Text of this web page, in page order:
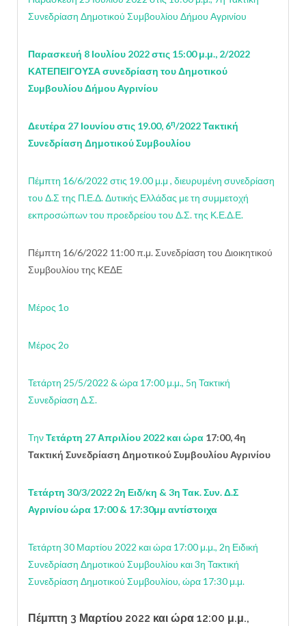
Συνεδρίαση Δημοτικού Συμβουλίου Δήμου Αγρινίου
Παρασκευή 8 Ιουλίου 2022 στις 15:00 μ.μ., 2/2022
ΚΑΤΕΠΕΙΓΟΥΣΑ συνεδρίαση του Δημοτικού
Συμβουλίου Δήμου Αγρινίου
Δευτέρα 27 Ιουνίου στις 19.00, 6η/2022 Τακτική
Συνεδρίαση Δημοτικού Συμβουλίου
Πέμπτη 16/6/2022 στις 19.00 μ.μ , διευρυμένη συνεδρίαση
του Δ.Σ της Π.Ε.Δ. Δυτικής Ελλάδας με τη συμμετοχή
εκπροσώπων του προεδρείου του Δ.Σ. της Κ.Ε.Δ.Ε.
Πέμπτη 16/6/2022 11:00 π.μ. Συνεδρίαση του Διοικητικού
Συμβουλίου της ΚΕΔΕ
Μέρος 1ο
Μέρος 2ο
Τετάρτη 25/5/2022 & ώρα 17:00 μ.μ., 5η Τακτική
Συνεδρίαση Δ.Σ.
ΤηνΤετάρτη 27 Απριλίου 2022 και ώρα 17:00, 4η
Τακτική Συνεδρίαση Δημοτικού Συμβουλίου Αγρινίου
Τετάρτη 30/3/2022 2η Ειδ/κη & 3η Τακ. Συν. Δ.Σ
Αγρινίου ώρα 17:00& 17:30μμ αντίστοιχα
Τετάρτη 30 Μαρτίου 2022 και ώρα 17:00 μ.μ., 2η Ειδική
Συνεδρίαση Δημοτικού Συμβουλίου και 3η Τακτική
Συνεδρίαση Δημοτικού Συμβουλίου, ώρα 17:30 μ.μ.
Πέμπτη 3 Μαρτίου 2022 και ώρα 12:00 μ.μ.,